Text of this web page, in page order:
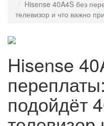
Hisense 40A4S без
телевизор и что важно
Hisense
подойдёт